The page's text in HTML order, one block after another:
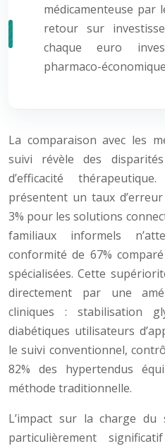
médicamenteuse par
retour sur
chaque euro
pharmaco-
La comparaison avec les
suivi révèle des
d’efficacité
présentent un taux
3% pour les solutions
familiaux informels
conformité de 67%
spécialisées. Cette
directement par une
cliniques : stabilisation
diabétiques utilisateurs
le suivi conventionnel,
82% des hypertendus
méthode traditionnelle.
L’impact sur la charge du
particulièrement